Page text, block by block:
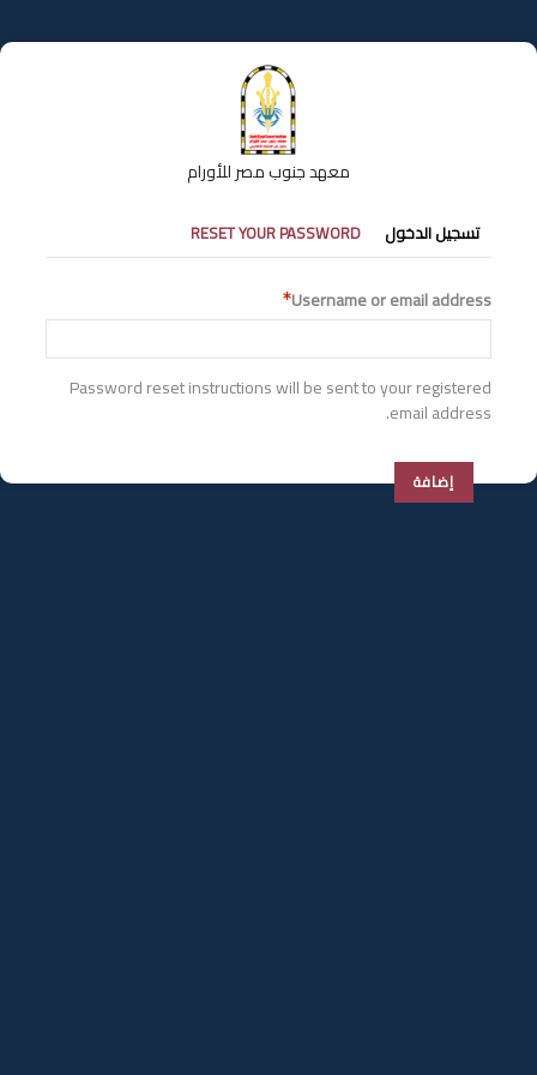
إلى
المحتوى
معهد جنوب مصر للأورام
التبويبات
الأساسية
تسجيل الدخول RESET YOUR PASSWORD
Username or email address
Password reset instructions will be sent to your registered
email address.